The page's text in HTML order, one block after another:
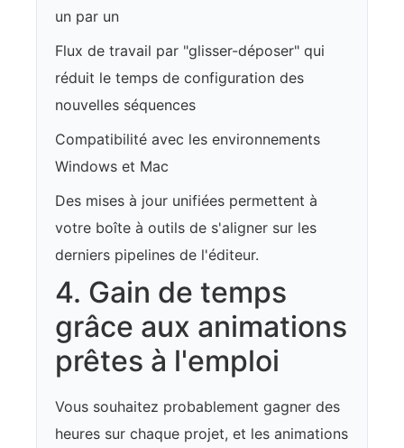
un par un
Flux de travail par "glisser-déposer" qui
réduit le temps de configuration des
nouvelles séquences
Compatibilité avec les environnements
Windows et Mac
Des mises à jour unifiées permettent à
votre boîte à outils de s'aligner sur les
derniers pipelines de l'éditeur.
4. Gain de temps
grâce aux animations
prêtes à l'emploi
Vous souhaitez probablement gagner des
heures sur chaque projet, et les animations